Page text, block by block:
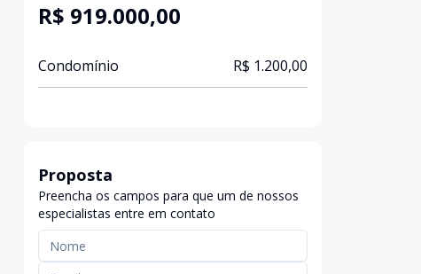
R$ 919.000,00
Condomínio R$ 1.200,00
Proposta
Preencha os campos para que um de nossos
especialistas entre em contato